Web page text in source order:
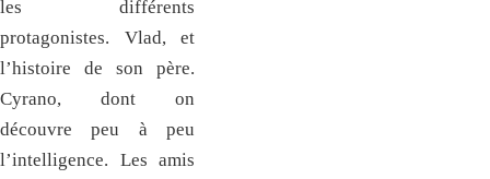
les différents
protagonistes. Vlad, et
l’histoire de son père.
Cyrano, dont on
découvre peu à peu
l’intelligence. Les amis